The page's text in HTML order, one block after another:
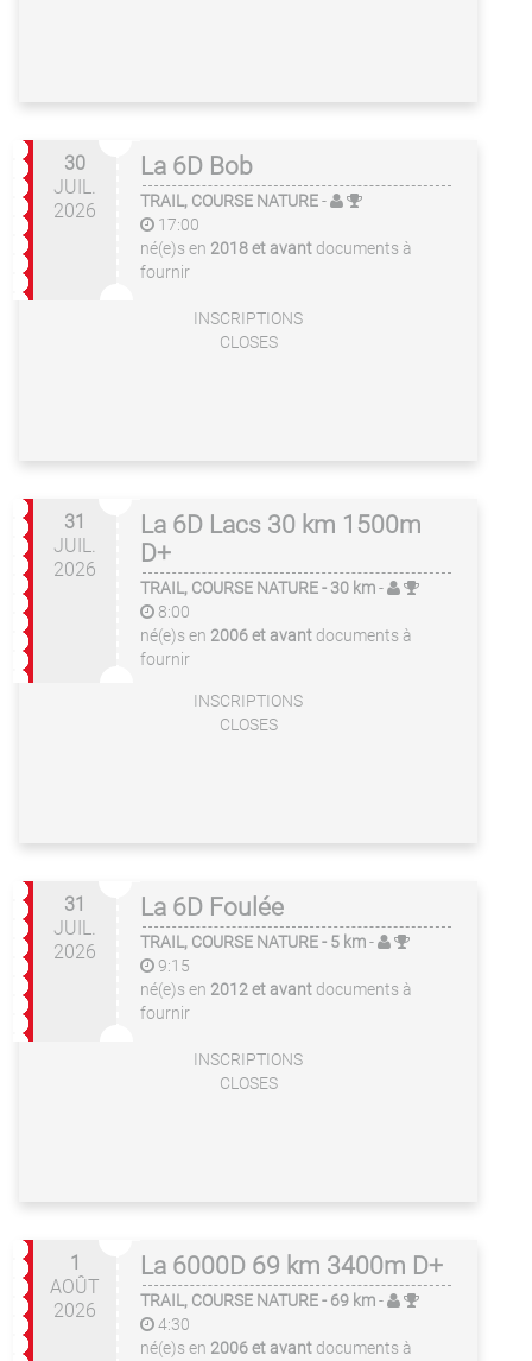
30
JUIL.
2026
La 6D Bob
TRAIL, COURSE NATURE-
17:00
né(e)s en 2018 et avant documents à
fournir
INSCRIPTIONS
CLOSES
31
JUIL.
2026
La 6D Lacs 30 km 1500m
D+
TRAIL, COURSE NATURE- 30 km-
8:00
né(e)s en 2006 et avant documents à
fournir
INSCRIPTIONS
CLOSES
31
JUIL.
2026
La 6D Foulée
TRAIL, COURSE NATURE- 5 km-
9:15
né(e)s en 2012 et avant documents à
fournir
INSCRIPTIONS
CLOSES
1
AOÛT
2026
La 6000D 69 km 3400m D+
TRAIL, COURSE NATURE- 69 km-
4:30
né(e)s en 2006 et avant documents à